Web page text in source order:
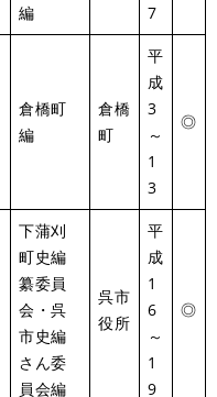
編
7
倉橋町
編
倉橋
町
平
成
3
～
1
3
◎
下蒲刈
町史編
纂委員
会・呉
市史編
さん委
員会編
呉市
役所
平
成
1
6
～
1
9
◎